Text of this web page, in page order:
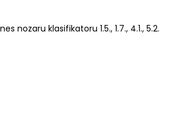
nozaru klasifikatoru 1.5., 1.7., 4.1., 5.2.